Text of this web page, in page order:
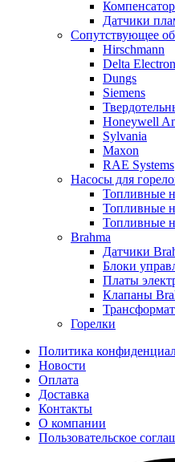
Датчики
Сопутствующее
Hirschmann
Delta
Dungs
Siemens
Honeywell
Sylvania
Maxon
RAE Systems
Насосы для
Топливные
Топливные
Топливные
Brahma
Датчики
Блоки
Платы
Клапаны
Горелки
Политика
Новости
Оплата
Доставка
Контакты
О компании
Пользовательское